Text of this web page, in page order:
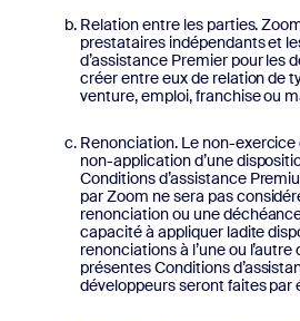
Relation entre les parties.
prestataires indépendants et
d’assistance Premier pour les
créer entre eux de relation de
venture, emploi, franchise ou
Renonciation. Le non-exercice
non-application d’une
Conditions d’assistance
par Zoom ne sera pas
renonciation ou une
capacité à appliquer ladite
renonciations à l’une ou
présentes Conditions
développeurs seront faites par